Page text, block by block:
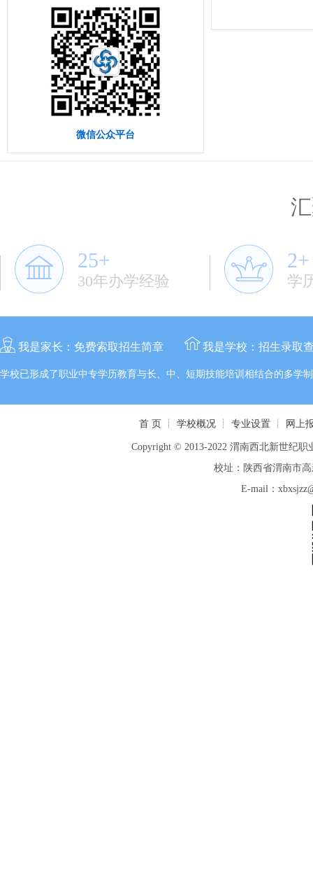
微信公众平台
25+
30年办学经验
2+
学
我是家长： 免费索取招生简章 我是学校： 招生录取
学校已形成了职业中专学历教育与长、中、短期技能培训相结合的多学
首 页 ┊ 学校概况 ┊ 专业设置 ┊ 网上
Copyright © 2013-2022 渭南西北新世纪职
校址：陕西省渭南市
E-mail：